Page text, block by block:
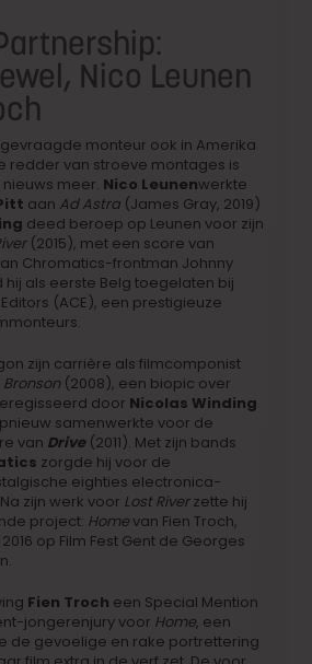
Nico Leunen
monteur ook in Amerika
redder van stroeve montages is
meer. Nico Leunenwerkte
aan Ad Astra (James Gray, 2019)
deed beroep op Leunen voor zijn
(2015), met een score van
Chromatics-frontman Johnny
hij als eerste Belg toegelaten bij
(ACE), een prestigieuze
zijn carrière als filmcomponist
Bronson (2008), een biopic over
door Nicolas Winding
samenwerkte voor de
van Drive(2011). Met zijn bands
zorgde hij voor de
eighties electronica-
zijn werk voor Lost Riverzette hij
project: Homevan Fien Troch,
op Film Fest Gent de Georges
Fien Troch een Special Mention
jongerenjury voor Home, een
de gevoelige en rake portrettering